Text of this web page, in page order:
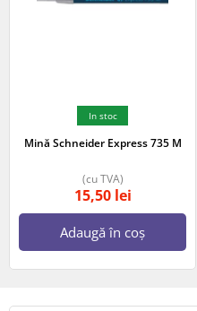
In stoc
Mină Schneider Express 735 M
15,50 lei
(cu TVA)
Adaugă în coș